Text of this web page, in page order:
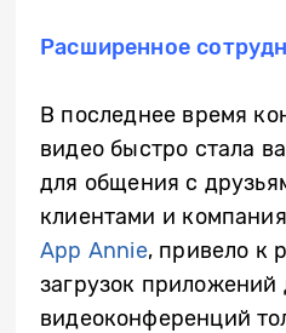
Расширенное
В последнее время
видео быстро стала
для общения с
клиентами и
App Annie, привело к
загрузок приложений
видеоконференций